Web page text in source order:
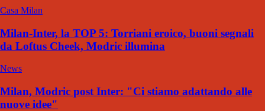
Casa Milan
Milan-Inter, la TOP 5: Torriani eroico, buoni segnali
da Loftus Cheek, Modric illumina
News
Milan, Modric post Inter: "Ci stiamo adattando alle
nuove idee"